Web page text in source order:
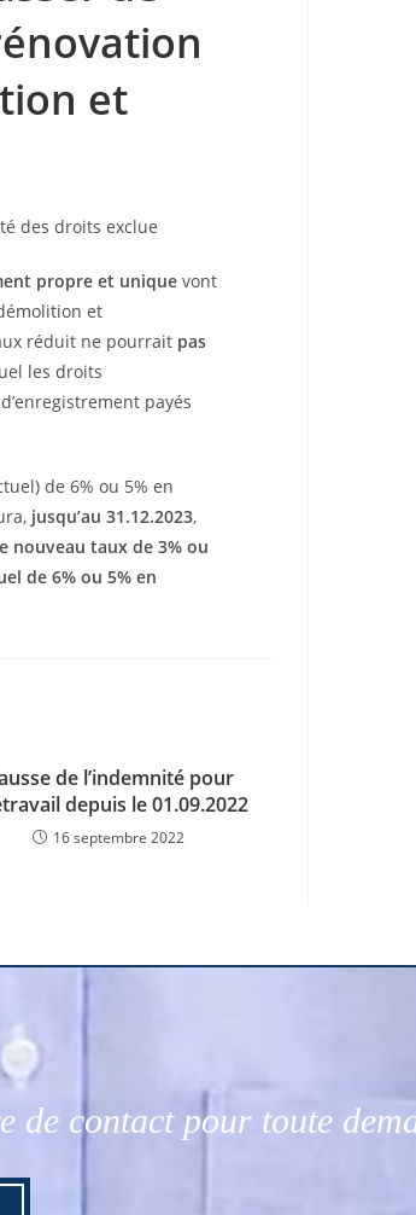
et
propre et uniquevont
et
réduit ne pourrait pas
les droits
payés
de 6% ou 5% en
jusqu’au 31.12.2023,
nouveau taux de 3% ou
de 6% ou 5% en
de l’indemnité pour
depuis le 01.09.2022
16 septembre 2022
de contact pour toute